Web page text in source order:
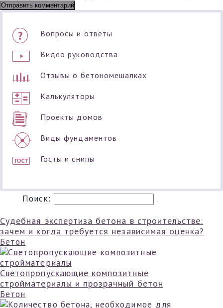
Вопросы и ответы
Видео руководства
Отзывы о бетономешалках
Калькуляторы
Проекты домов
Виды фундаментов
Госты и снипы
Поиск:
Судебная экспертиза бетона в строительстве:
зачем и когда требуется независимая оценка?
Бетон
Светопропускающие композитные
стройматериалы и прозрачный бетон
Бетон